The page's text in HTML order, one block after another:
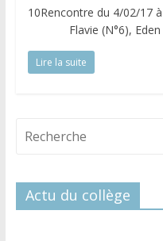
10Rencontre du 4/02/17
Flavie (N°6), Eden
Lire la suite
Actu du collège